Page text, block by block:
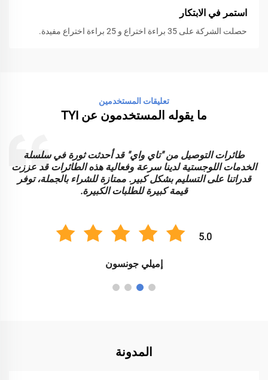
استمر في الابتكار
حصلت الشركة على 35 براءة اختراع و 25 براءة اختراع مفيدة.
تعليقات المستخدمين
ما يقوله المستخدمون عن TYI
طائرات التوصيل من "تاي واي" قد أحدثت ثورة في سلسلة
الخدمات اللوجستية لدينا سرعة وفعالية هذه الطائرات قد عززت
قدراتنا على التسليم بشكل كبير. ممتازة للشراء بالجملة، توفر
قيمة كبيرة للطلبات الكبيرة.
5.0
إميلي جونسون
المدونة